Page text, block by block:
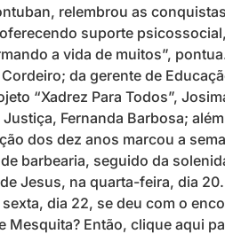
relembrou as
suporte
a vida de muitos”,
da gerente de
“Xadrez Para Todos”,
Fernanda Barbosa;
dos dez anos marcou a
barbearia, seguido da
Jesus, na quarta-feira, dia
dia 22, se deu com o
Mesquita? Então, clique aqui